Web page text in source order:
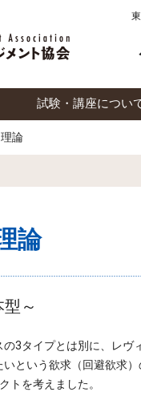
試験・講座につい
論
論
～
3タイプとは別に、レヴ
という欲求（回避欲求
トを考えました。